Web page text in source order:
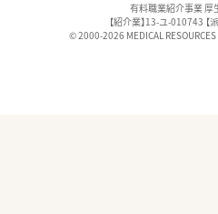
有料職業紹介事業 厚
【紹介業】13-ユ-010743
© 2000-2026 MEDICAL